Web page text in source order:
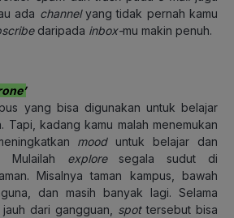
ada channelyang tidak pernah kamu
daripada inbox-mu makin penuh.
yang bisa digunakan untuk belajar
Tapi, kadang kamu malah menemukan
mooduntuk belajar dan
Mulailah explore segala sudut di
Misalnya taman kampus, bawah
dan masih banyak lagi. Selama
dari gangguan, spottersebut bisa